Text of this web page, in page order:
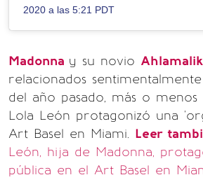
2020 a las 5:21 PDT
Madonna y su novio
relacionados
del año pasado, más o
Lola León protagonizó una
Art Basel en Miami. Leer
León, hija de Madonna,
pública en el Art Basel en